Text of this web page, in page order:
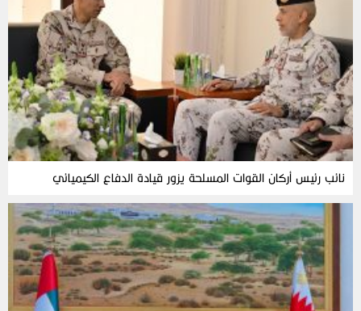
نائب رئيس أركان القوات المسلحة يزور قيادة الدفاع الكيميائي